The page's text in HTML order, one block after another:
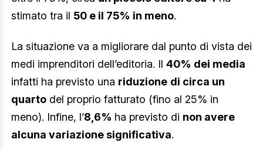
stimato tra il 50 e il 75% in meno.
La situazione va a migliorare dal punto di vista dei
medi imprenditori dell’editoria. Il 40% dei media
infatti ha previsto una riduzione di circa un
quarto del proprio fatturato (fino al 25% in
meno). Infine, l’8,6% ha previsto di non avere
alcuna variazione significativa.